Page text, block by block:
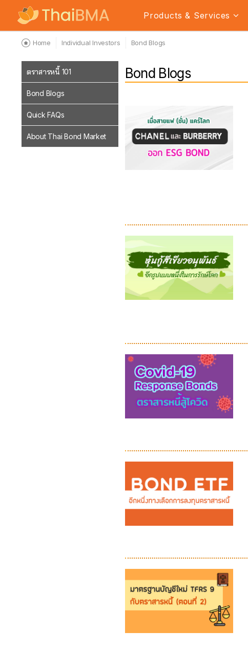
Products & Services
Home Individual Investors Bond Blogs
ตราสารหนี้ 101
Bond Blogs
Quick FAQs
About Thai Bond Market
Bond Blogs